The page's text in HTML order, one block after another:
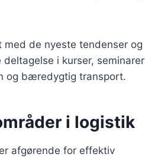
de nyeste tendenser og
i kurser, seminarer
og bæredygtig transport.
i logistik
afgørende for effektiv